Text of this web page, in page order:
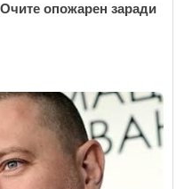
опожарен заради